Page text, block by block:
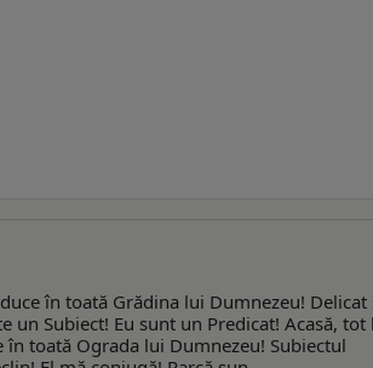
în toată Grădina lui Dumnezeu! Delicat
Subiect! Eu sunt un Predicat! Acasă, tot
toată Ograda lui Dumnezeu! Subiectul